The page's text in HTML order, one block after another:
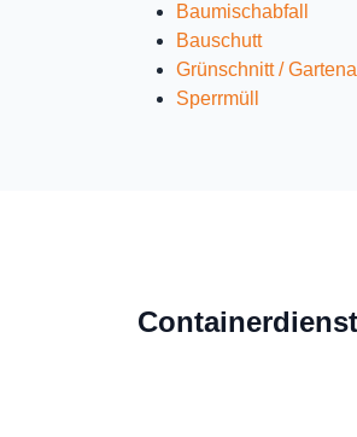
Baumischabfall
Bauschutt
Grünschnitt /
Sperrmüll